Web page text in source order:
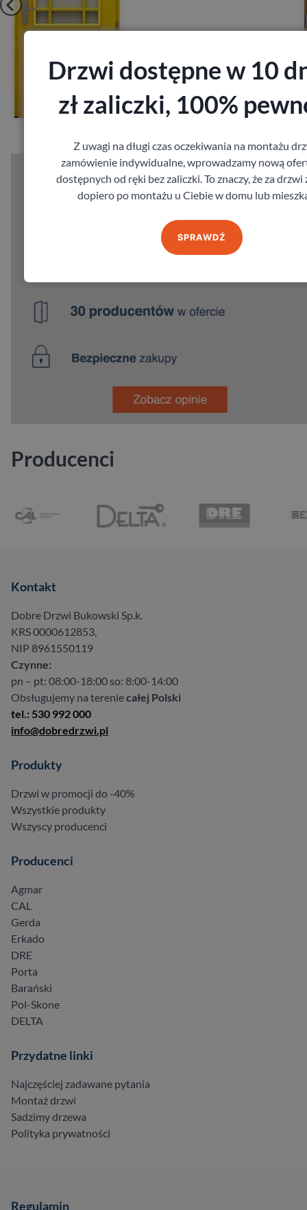
Zobacz
Zamów pomiar
Producenci
Kontakt
Dobre Drzwi Bukowski Sp.k.
KRS 0000612853,
NIP 8961550119
Czynne:
pn – pt: 08:00-18:00 so: 8:00-14:00
Obsługujemy na tereniecałej Polski
tel.: 530 992 000
info@dobredrzwi.pl
Produkty
Drzwi w promocji do -40%
Wszystkie produkty
Wszyscy producenci
Producenci
Agmar
CAL
Gerda
Erkado
DRE
Porta
Barański
Pol-Skone
DELTA
Przydatne linki
Najczęściej zadawane pytania
Montaż drzwi
Sadzimy drzewa
Polityka prywatności
Regulamin
Drzwi dostępne w 10
zł zaliczki, 100%
Z uwagi na długi czas oczekiwania na montażu
zamówienie indywidualne, wprowadzamy nową
dostępnych od ręki bez zaliczki. To znaczy, że za drzwi
dopiero po montażu u Ciebie w domu lub
SPRAWDŹ